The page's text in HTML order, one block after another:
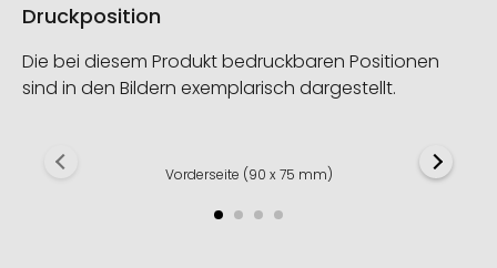
Druckposition
Die bei diesem Produkt bedruckbaren Positionen
sind in den Bildern exemplarisch dargestellt.
Vorderseite (90 x 75 mm)